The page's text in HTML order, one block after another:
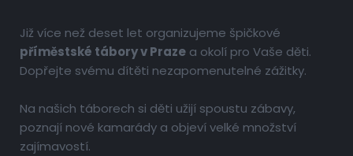
Již více než deset let organizujeme špičkové
příměstské tábory v Praze a okolí pro Vaše děti.
Dopřejte svému dítěti nezapomenutelné zážitky.
Na našich táborech si děti užijí spoustu zábavy,
poznají nové kamarády a objeví velké množství
zajímavostí.